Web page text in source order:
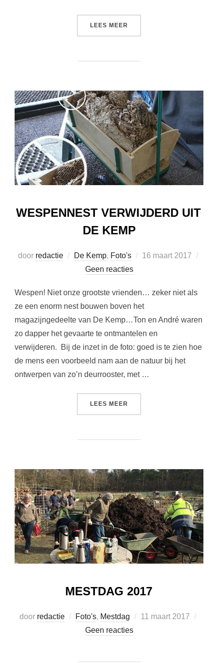
LEES MEER
WESPENNEST VERWIJDERD UIT
DE KEMP
door redactie De Kemp, Foto's
Geplaatst
16 maart 2017
Geen reacties
Wespen! Niet onze grootste vrienden… zeker niet als
ze een enorm nest bouwen boven het
magazijngedeelte van De Kemp…Ton en André waren
zo dapper het gevaarte te ontmantelen en
verwijderen. Bij de inzet in de foto: goed is te zien hoe
de mens een voorbeeld nam aan de natuur bij het
ontwerpen van zo’n deurrooster, met …
LEES MEER
MESTDAG 2017
door redactie Foto's, Mestdag
Geplaatst
11 maart 2017
Geen reacties